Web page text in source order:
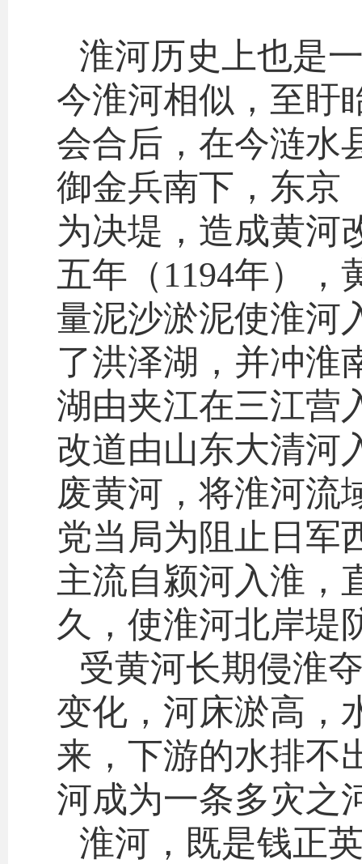
淮河历史上也是
今淮河相似，至盱
会合后，在今涟水
御金兵南下，东京
为决堤，造成黄河
五年（1194年），
量泥沙淤泥使淮河
了洪泽湖，并冲淮
湖由夹江在三江营
改道由山东大清河
废黄河，将淮河流
党当局为阻止日军
主流自颍河入淮，
久，使淮河北岸堤
受黄河长期侵淮
变化，河床淤高，
来，下游的水排不
河成为一条多灾之
淮河，既是钱正